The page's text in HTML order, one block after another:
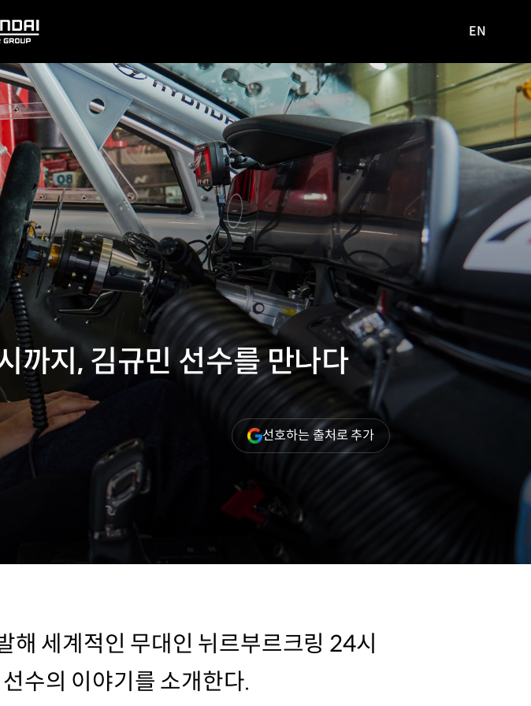
사이트로
이동
EN
까지, 김규민 선수를 만나다
선호하는 출처로 추가(새
창
해 세계적인 무대인 뉘르부르크링 24시
수의 이야기를 소개한다.